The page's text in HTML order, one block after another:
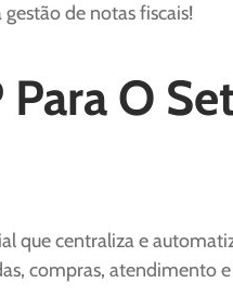
de notas fiscais!
O
que centraliza e
compras, atendimento